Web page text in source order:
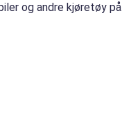
og andre kjøretøy på